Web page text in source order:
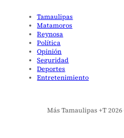
Tamaulipas
Matamoros
Reynosa
Política
Opinión
Seguridad
Deportes
Entretenimiento
Más Tamaulipas +T